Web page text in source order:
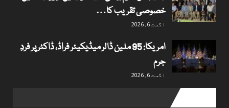
خصوصی تقریب کا…
اگست 6, 2026
امریکا: 95 ملین ڈالر میڈیکیئر فراڈ، ڈاکٹر پر فردِ
جرم
اگست 6, 2026